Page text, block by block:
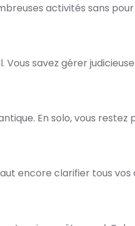
activités sans
Vous savez gérer
En solo, vous restez
encore clarifier tous